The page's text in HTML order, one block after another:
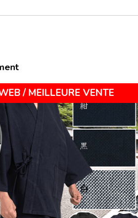
tard déjà vendu !